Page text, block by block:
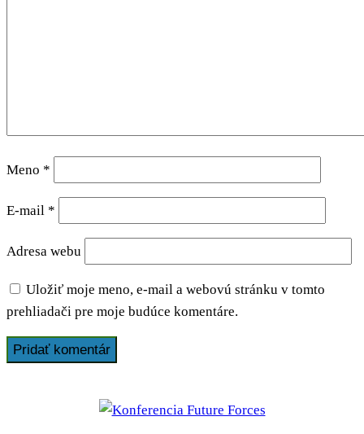
Meno *
E-mail *
Adresa webu
Uložiť moje meno, e-mail a webovú stránku v tomto
prehliadači pre moje budúce komentáre.